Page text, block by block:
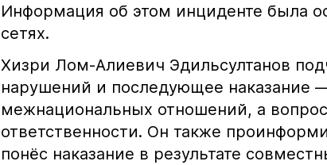
Информация об этом инциденте была
сетях.
Хизри Лом-Алиевич Эдильсултанов
нарушений и последующее наказание
межнациональных отношений, а
ответственности. Он также
понёс наказание в результате